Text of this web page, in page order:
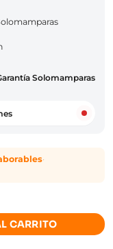
Solomamparas
·
CARRITO